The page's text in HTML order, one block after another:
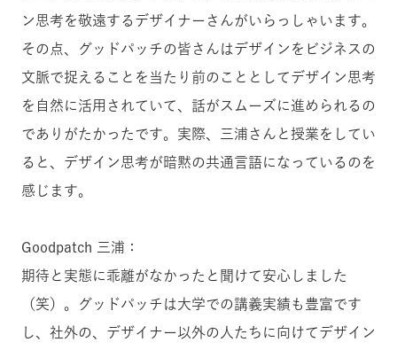
ン思考を敬遠するデザイナーさんがいらっしゃいます。
その点、グッドパッチの皆さんはデザインをビジネスの
文脈で捉えることを当たり前のこととしてデザイン思考
を自然に活用されていて、話がスムーズに進められるの
でありがたかったです。実際、三浦さんと授業をしてい
ると、デザイン思考が暗黙の共通言語になっているのを
感じます。
Goodpatch 三浦：
期待と実態に乖離がなかったと聞けて安心しました
（笑）。グッドパッチは大学での講義実績も豊富です
し、社外の、デザイナー以外の人たちに向けてデザイン